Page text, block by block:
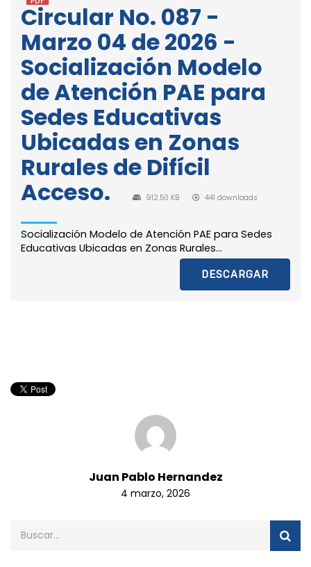
Circular No. 087 -
Marzo 04 de 2026 -
Socialización Modelo
de Atención PAE para
Sedes Educativas
Ubicadas en Zonas
Rurales de Difícil
Acceso.
912.50 KB 441 downloads
Socialización Modelo de Atención PAE para Sedes
Educativas Ubicadas en Zonas Rurales...
DESCARGAR
Juan Pablo Hernandez
4 marzo, 2026